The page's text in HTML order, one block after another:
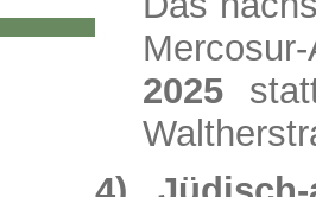
2025